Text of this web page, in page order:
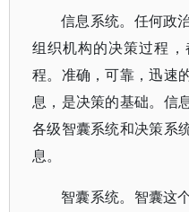
信息系统。任何政
组织机构的决策过程
程。准确，可靠，迅速
息，是决策的基础。信
各级智囊系统和决策系
息。
智囊系统。智囊这